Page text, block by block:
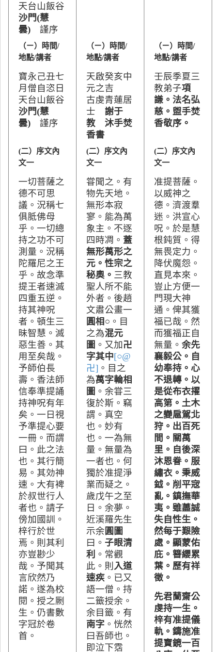
天台山飯谷
沙門(慧
曇) 謹序
（ㄧ）時間/
地點/講者
寶永己丑七
月僧自恣日
天台山飯谷
沙門(慧
曇) 謹序
（ㄧ）時間/
地點/講者
天啟癸亥中
元之吉
古虔青蓮居
士 謝于
教 沐手焚
香書
（ㄧ）時間/
地點/講者
壬辰季夏三
教弟子項
謙。法名弘
慈。盥手焚
香敬序。
(二）序文內
文一
一切菩薩之
德不可思
議。況稱七
俱胝佛母
乎。一切總
持之功不可
測量。況稱
陀羅尼之王
乎。故念準
提王者速滅
四重五逆。
持其神呪
者。頓生三
昧智慧。滅
惡生善。其
用至矣哉。
予師伯長
壽。香法師
信奉準提誦
持神呪有年
矣。一日視
予準提心要
一冊。而謂
曰。此之法
也。其行簡
易。其効神
速。大有裨
於叔世行人
者也。請子
傍加國訓。
梓行於世
焉。則其利
亦豈尠少
哉。予聞其
言欣然乃
諾。遂為校
閱。授之劂
生。仍書數
字冠於卷
首。
(二）序文內
文一
甞聞之。有
物先天地。
無形本寂
寥。能為萬
象主。不逐
四時凋。 蓋
無形萬形之
元。性宗之
秘奧。 三教
聖人所不能
外者。後趙
文肅公畫一
圓相○ 。目
之為混元
圖 。又加卍
字其中[○@
卍] 。目之
為萬字輪相
圖 。余甞三
復於斯。竊
謂。真空
也。妙有
也。一為無
量。無量為
一者也。何
獨於准提淨
業而疑之。
歲戊午之至
日。余夢。
近溪羅先生
示余圓圖
曰。 子眼清
利 。常觀
此。則 入道
速疾 。 已又
語一僧。持
二籤授余。
余目籤。有
南字 。恍然
曰吾師也。
即泣下霑
(二）序文內
文一
准提菩薩。
以威神之
德。濟渡羣
迷。洪宣心
呪。於是慧
根鈍質。得
無畏定力。
降伏魔怨。
直見本來。
豈止方便一
門現大神
通。俾其獲
福已哉。然
而獲福正自
無量。余先
襄毅公。自
幼奉持。心
不退轉。以
是從布衣擢
高第。土木
之變扈駕北
狩。出百死
間。關萬
里。自後深
沐恩眷。服
繡衣。秉威
鉞。削平宼
亂。鎮撫華
夷。雖藎誠
失自性生。
然每于艱險
處。顯蒙佑
庇。簪纓累
葉。歷有祥
徵。
先君蘭齋公
虔持一生。
梓有准提儀
軌。鑄施准
提寶鏡一百